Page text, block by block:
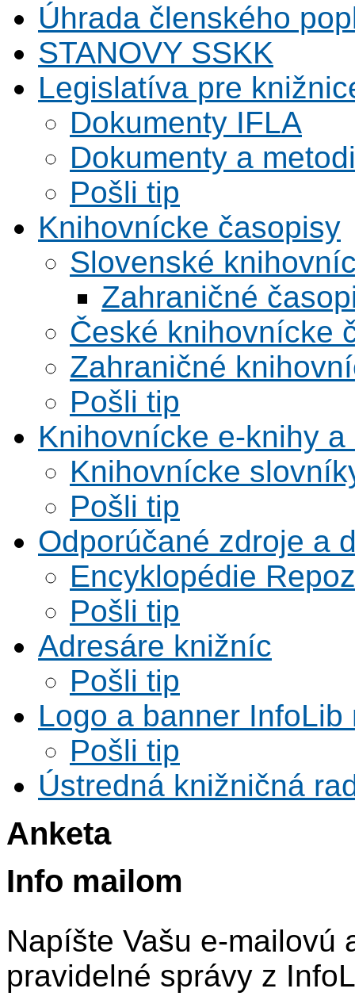
Úhrada členského
STANOVY SSKK
Legislatíva pre
Dokumenty IFLA
Dokumenty a
Pošli tip
Knihovnícke časopisy
Slovenské
Zahraničné
České knihovnícke
Zahraničné
Pošli tip
Knihovnícke e-knihy
Knihovnícke
Pošli tip
Odporúčané zdroje a
Encyklopédie
Pošli tip
Adresáre knižníc
Pošli tip
Logo a banner InfoLib
Pošli tip
Ústredná knižničná
Anketa
Info mailom
Napíšte Vašu e-mailovú
pravidelné správy z